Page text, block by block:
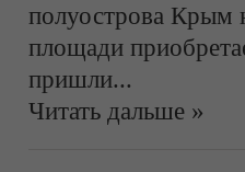
полуострова Крым
площади
пришли...
Читать дальше »